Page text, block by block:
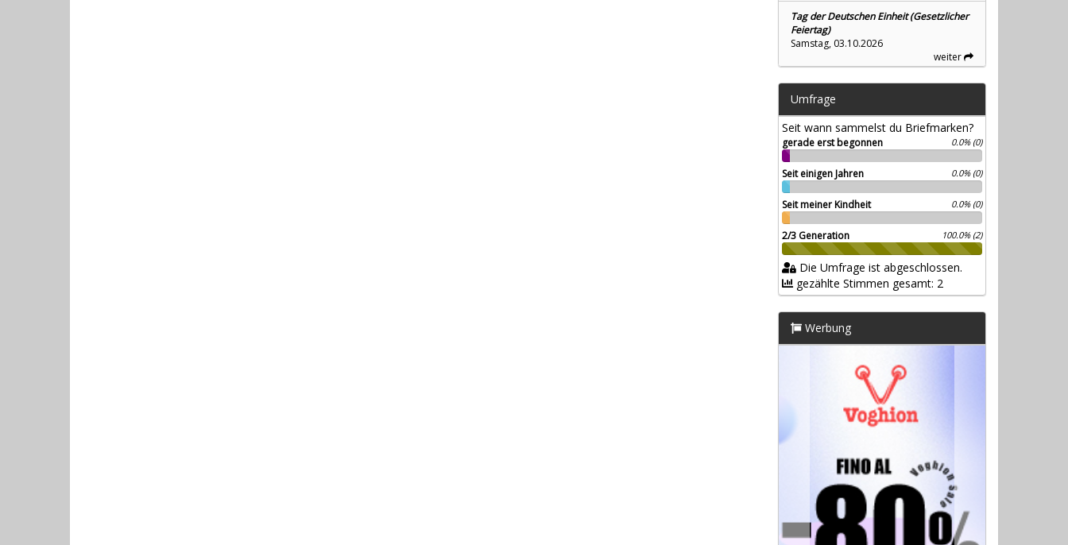
Tag der Deutschen Einheit (Gesetzlicher
Feiertag)
Samstag, 03.10.2026
weiter
Umfrage
Seit wann sammelst du Briefmarken?
gerade erst begonnen 0.0% (0)
Seit einigen Jahren 0.0% (0)
Seit meiner Kindheit 0.0% (0)
2/3 Generation 100.0% (2)
Die Umfrage ist abgeschlossen.
gezählte Stimmen gesamt: 2
Werbung